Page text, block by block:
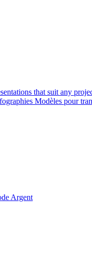
that suit any
Modèles pour
Argent